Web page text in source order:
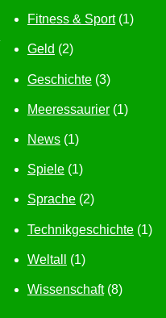
Fitness & Sport(1)
Geld (2)
Geschichte(3)
Meeressaurier(1)
News(1)
Spiele(1)
Sprache(2)
Technikgeschichte(1)
Weltall (1)
Wissenschaft(8)